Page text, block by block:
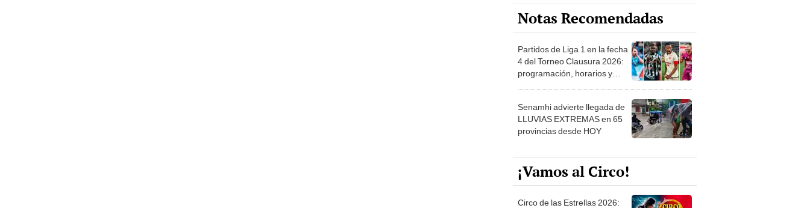
Notas Recomendadas
Partidos de Liga 1 en la fecha
4 del Torneo Clausura 2026:
programación, horarios y
Senamhi advierte llegada de
LLUVIAS EXTREMAS en 65
provincias desde HOY
¡Vamos al Circo!
Circo de las Estrellas 2026: